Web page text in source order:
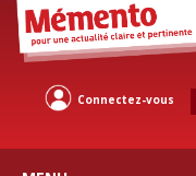
Connectez-vous